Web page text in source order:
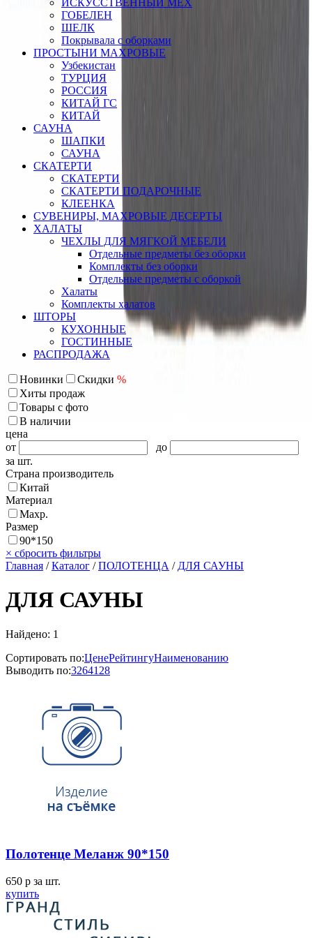
ГОБЕЛЕН
ШЕЛК
Покрывала с оборками
ПРОСТЫНИ МАХРОВЫЕ
Узбекистан
ТУРЦИЯ
РОССИЯ
КИТАЙ ГС
КИТАЙ
САУНА
ШАПКИ
САУНА
СКАТЕРТИ
СКАТЕРТИ
СКАТЕРТИ ПОДАРОЧНЫЕ
КЛЕЕНКА
СУВЕНИРЫ, МАХРОВЫЕ ДЕСЕРТЫ
ХАЛАТЫ
ЧЕХЛЫ ДЛЯ МЯГКОЙ МЕБЕЛИ
Отдельные предметы без оборки
Комплекты без оборки
Отдельные предметы с оборкой
Халаты
Комплекты халатов
ШТОРЫ
КУХОННЫЕ
ГОСТИННЫЕ
РАСПРОДАЖА
Новинки Скидки %
Хиты продаж
Товары с фото
В наличии
цена
от
до
за шт.
Страна производитель
Китай
Материал
Махр.
Размер
90*150
× сбросить фильтры
Главная /Каталог /ПОЛОТЕНЦА / ДЛЯ САУНЫ
ДЛЯ САУНЫ
Найдено: 1
Сортировать по:ЦенеРейтингуНаименованию
Выводить по:3264128
Полотенце Меланж 90*150
650 p за шт.
купить